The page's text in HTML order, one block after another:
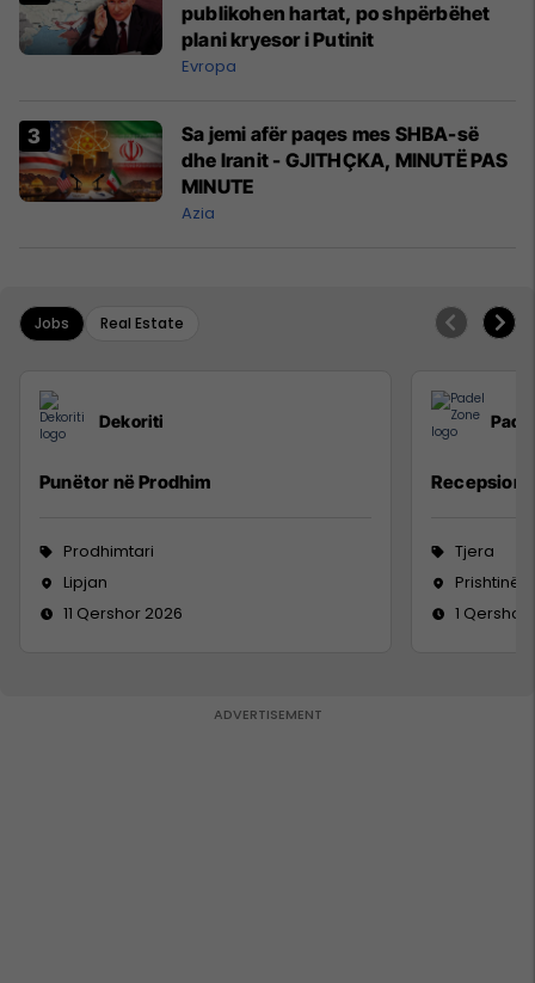
publikohen hartat, po shpërbëhet
plani kryesor i Putinit
Evropa
Sa jemi afër paqes mes SHBA-së
dhe Iranit - GJITHÇKA, MINUTË PAS
MINUTE
Azia
Jobs Real Estate
Dekoriti
Punëtor në Prodhim
Prodhimtari
Lipjan
11 Qershor 2026
Tjera
Prishtinë
1 Qershor